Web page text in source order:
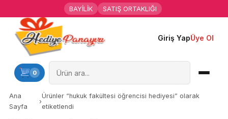
BAYİLİK SATIŞ ORTAKLIĞI
Giriş YapÜye Ol
0
Ana Sayfa
Kişiye Özel Hediyeler
Hediyen Kime
Ana
Sayfa
›
Ürünler “hukuk fakültesi öğrencisi hediyesi” olarak
etiketlendi